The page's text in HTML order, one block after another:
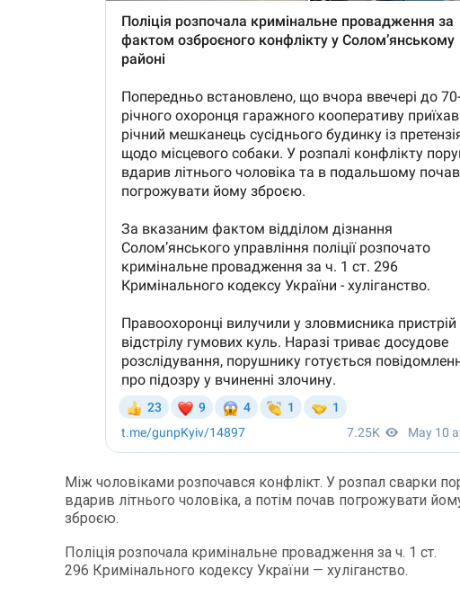
Між чоловіками розпочався конфлікт. У розпал сварки
вдарив літнього чоловіка, а потім почав погрожувати
зброєю.
Поліція розпочала кримінальне провадження за ч. 1 ст.
296 Кримінального кодексу України — хуліганство.